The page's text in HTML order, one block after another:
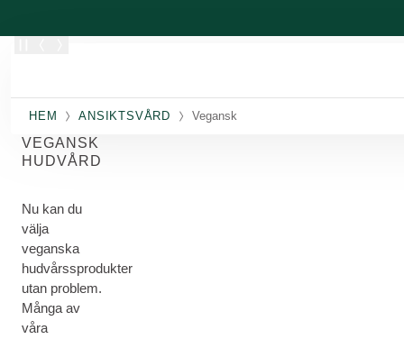
HEM ANSIKTSVÅRD Vegansk
VEGANSK
HUDVÅRD
Nu kan du
välja
veganska
hudvårssprodukter
utan problem.
Många av
våra